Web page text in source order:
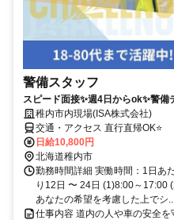
警備スタッフ
スピード面接✨週4日からok✨警備
稚内市内現場(ISA株式会社)
交通・アクセス 直行直帰OK⭐
日給10,800円
北海道稚内市
勤務時間詳細 実働時間：1日あ
り12日 〜 24日 (1)8:00～17:00
あなたの希望を考慮した上でシ...
仕事内容 道内の人や車の安全を